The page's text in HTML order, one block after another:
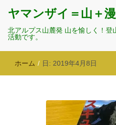
ヤマンザイ＝山＋
北アルプス山麓発 山を愉しく！登
活動です。
ホーム / 日: 2019年4月8日